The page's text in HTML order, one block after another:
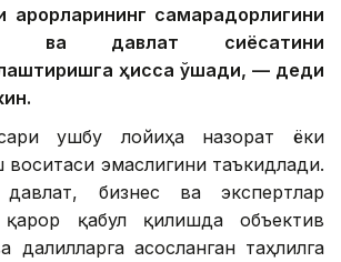
қарорларининг самарадорлигини
ва давлат сиёсатини
ҳисса қўшади, — деди
ушбу лойиҳа назорат ёки
воситаси эмаслигини таъкидлади.
бизнес ва экспертлар
қарор қабул қилишда объектив
далилларга асосланган таҳлилга